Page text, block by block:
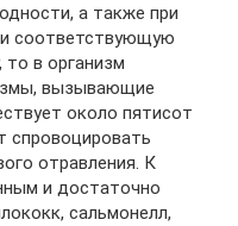
а также при
соответствующую
то в организм
вызывающие
около пятисот
спровоцировать
отравления. К
и достаточно
сальмонелл,